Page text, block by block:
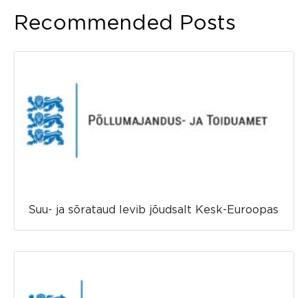
Recommended Posts
Suu- ja sõrataud levib jõudsalt Kesk-Euroopas